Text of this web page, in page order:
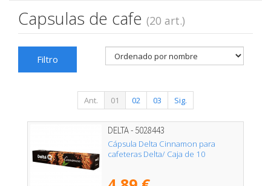
Capsulas de cafe (20 art.)
Filtro
Ant. 01 02 03 Sig.
DELTA - 5028443
Cápsula Delta Cinnamon para
cafeteras Delta/ Caja de 10